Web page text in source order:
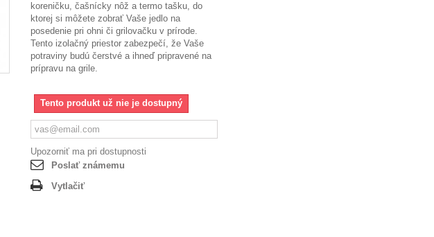
koreničku, čašnícky nôž a termo tašku, do
ktorej si môžete zobrať Vaše jedlo na
posedenie pri ohni či grilovačku v prírode.
Tento izolačný priestor zabezpečí, že Vaše
potraviny budú čerstvé a ihneď pripravené na
prípravu na grile.
Tento produkt už nie je dostupný
Upozorniť ma pri dostupnosti
Poslať známemu
Vytlačiť